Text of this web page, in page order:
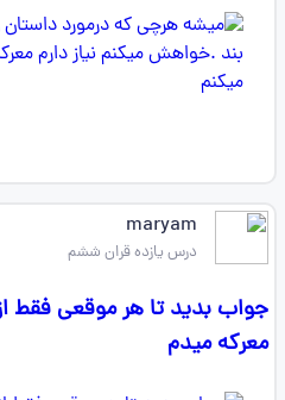
maryam
درس یازده قران ششم
جواب بدید تا هر موقعی فقط
معرکه میدم